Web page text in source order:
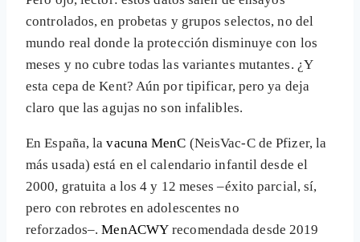
controlados, en probetas y grupos selectos, no del
mundo real donde la protección disminuye con los
meses y no cubre todas las variantes mutantes. ¿Y
esta cepa de Kent? Aún por tipificar, pero ya deja
claro que las agujas no son infalibles.
En España, lavacuna MenC (NeisVac-C de Pfizer, la
más usada) está en el calendario infantil desde el
2000, gratuita a los 4 y 12 meses –éxito parcial, sí,
pero con rebrotes en adolescentes no
reforzados–.MenACWY recomendada desde 2019